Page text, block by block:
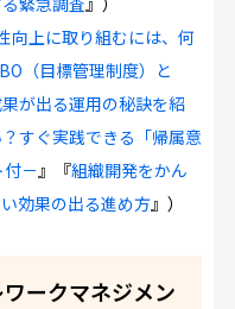
向上に取り組むには、何
（目標管理制度）と
が出る運用の秘訣を紹
すぐ実践できる「帰属意
－ 』『組織開発をかん
効果の出る進め方』）
ークマネジメン